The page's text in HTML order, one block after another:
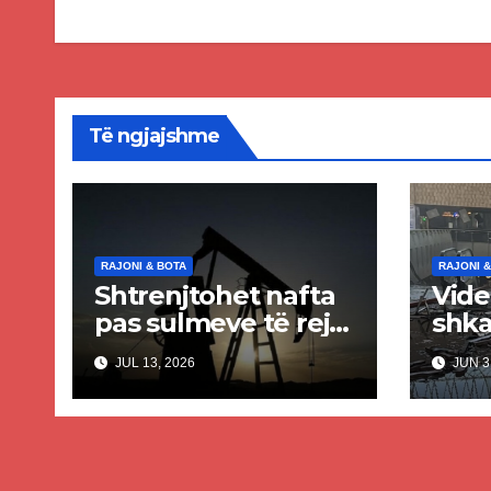
Të ngjajshme
RAJONI & BOTA
Shtrenjtohet nafta
pas sulmeve të reja
SHBA–Iran
JUL 13, 2026
RAJONI
JUN